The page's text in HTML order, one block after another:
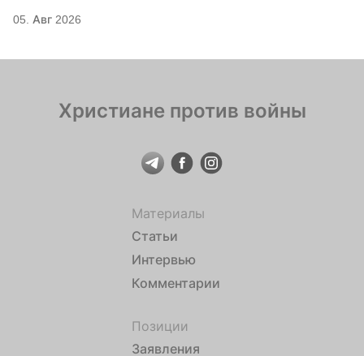
Саровского
05. Авг 2026
Христиане против войны
Материалы
Статьи
Интервью
Комментарии
Позиции
Заявления